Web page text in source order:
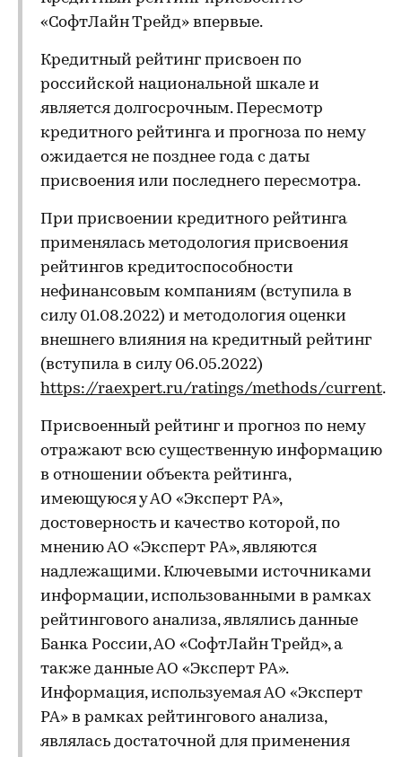
«СофтЛайн Трейд» впервые.
Кредитный рейтинг присвоен по
российской национальной шкале и
является долгосрочным. Пересмотр
кредитного рейтинга и прогноза по нему
ожидается не позднее года с даты
присвоения или последнего пересмотра.
При присвоении кредитного рейтинга
применялась методология присвоения
рейтингов кредитоспособности
нефинансовым компаниям (вступила в
силу 01.08.2022) и методология оценки
внешнего влияния на кредитный рейтинг
(вступила в силу 06.05.2022)
https://raexpert.ru/ratings/methods/current.
Присвоенный рейтинг и прогноз по нему
отражают всю существенную информацию
в отношении объекта рейтинга,
имеющуюся у АО «Эксперт РА»,
достоверность и качество которой, по
мнению АО «Эксперт РА», являются
надлежащими. Ключевыми источниками
информации, использованными в рамках
рейтингового анализа, являлись данные
Банка России, АО «СофтЛайн Трейд», а
также данные АО «Эксперт РА».
Информация, используемая АО «Эксперт
РА» в рамках рейтингового анализа,
являлась достаточной для применения